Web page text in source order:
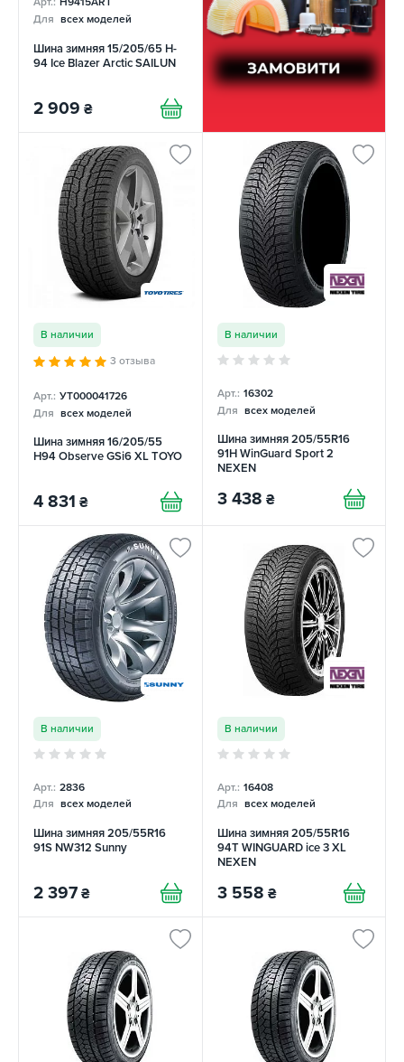
Для всех моделей
Шина зимняя 15/205/65 H-
94 Ice Blazer Arctic SAILUN
2 909 ₴
В наличии
3 отзыва
Арт.: УТ000041726
Для всех моделей
Шина зимняя 16/205/55
H94 Observe GSi6 XL TOYO
4 831 ₴
В наличии
Арт.: 16302
Для всех моделей
Шина зимняя 205/55R16
91H WinGuard Sport 2
NEXEN
3 438 ₴
В наличии
Арт.: 2836
Для всех моделей
Шина зимняя 205/55R16
91S NW312 Sunny
2 397 ₴
В наличии
Арт.: 16408
Для всех моделей
Шина зимняя 205/55R16
94T WINGUARD ice 3 XL
NEXEN
3 558 ₴